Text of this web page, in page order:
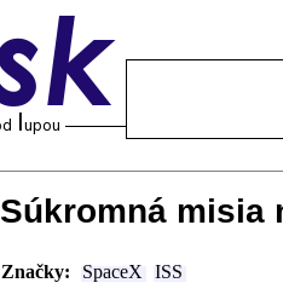
Súkromná misia
Značky: SpaceX ISS